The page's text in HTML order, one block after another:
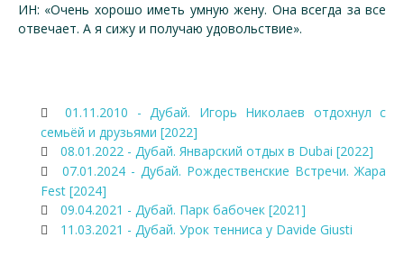
ИН: «Очень хорошо иметь умную жену. Она всегда за все
отвечает. А я сижу и получаю удовольствие».
01.11.2010 - Дубай. Игорь Николаев отдохнул с
семьёй и друзьями [2022]
08.01.2022 - Дубай. Январский отдых в Dubai [2022]
07.01.2024 - Дубай. Рождественские Встречи. Жара
Fest [2024]
09.04.2021 - Дубай. Парк бабочек [2021]
11.03.2021 - Дубай. Урок тенниса у Davide Giusti